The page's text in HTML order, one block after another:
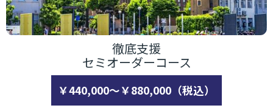
徹底支援
セミオーダーコース
￥440,000～￥880,000（税込）